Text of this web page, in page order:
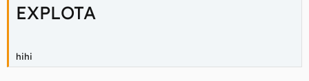
EXPLOTA
hihi